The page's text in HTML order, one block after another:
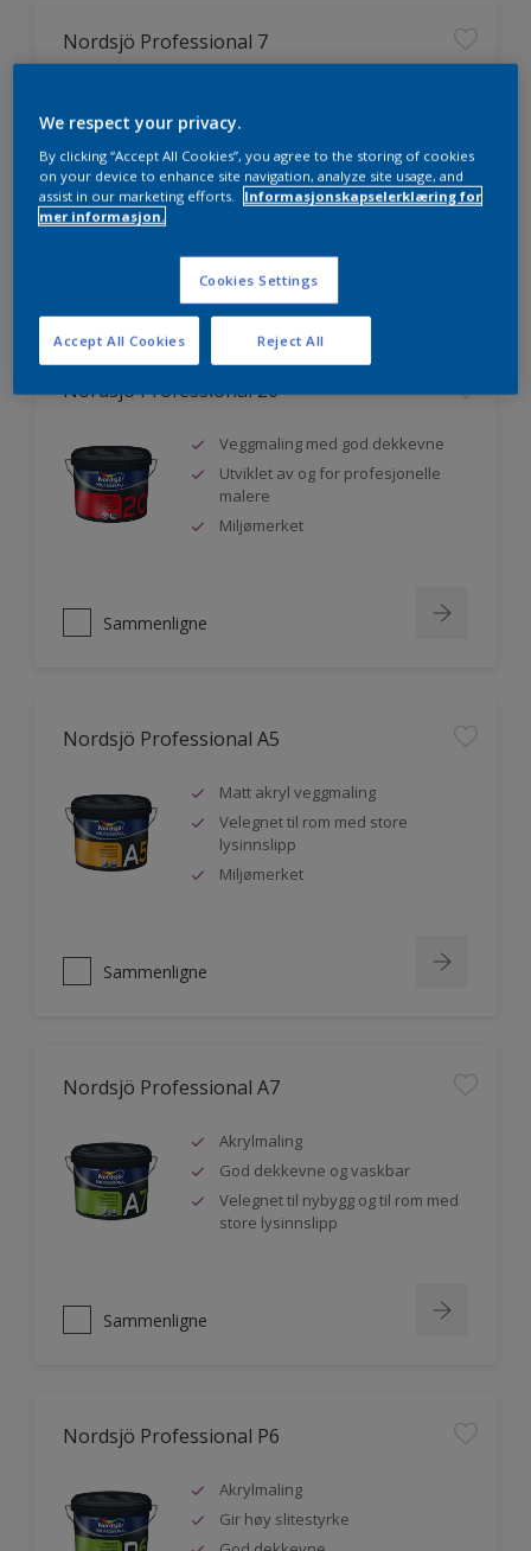
Nordsjö Professional 7
Lett å påføre og fordele
Jevnere og finere finish, også i
mørke farger
Sammenligne
Nordsjö Professional 20
Veggmaling med god dekkevne
Utviklet av og for profesjonelle
malere
Miljømerket
Sammenligne
Nordsjö Professional A5
Matt akryl veggmaling
Velegnet til rom med store
lysinnslipp
Miljømerket
Sammenligne
Nordsjö Professional A7
Akrylmaling
God dekkevne og vaskbar
Velegnet til nybygg og til rom med
store lysinnslipp
Sammenligne
Nordsjö Professional P6
Akrylmaling
Gir høy slitestyrke
We respect your privacy.
By clicking “Accept All Cookies”, you agree to the storing of cookies
on your device to enhance site navigation, analyze site usage, and
assist in our marketing efforts.
Informasjonskapselerklæring for
mer informasjon.
Cookies Settings
Reject All
Accept All Cookies